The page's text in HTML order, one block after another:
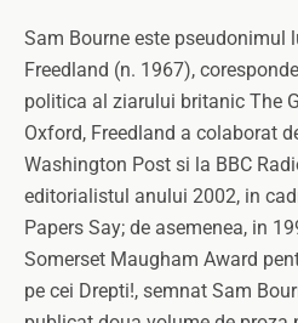
Sam Bourne este pseudonimul
Freedland (n. 1967),
politica al ziarului britanic The
Oxford, Freedland a colaborat
Washington Post si la BBC
editorialistul anului 2002, in
Papers Say; de asemenea, in
Somerset Maugham Award
pe cei Drepti!, semnat Sam